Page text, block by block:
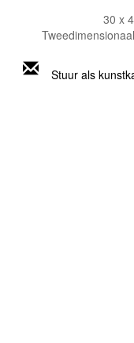
30 x
Stuur als